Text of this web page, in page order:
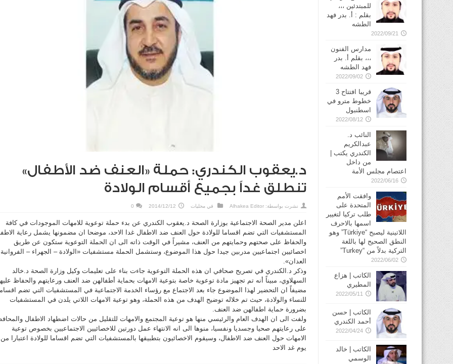
د.يعقوب الكندري: حملة «العنف ضد الأطفال»
تنطلق غداً بجميع أقسام الولادة
نشرت بواسطة: Alhakea Editor في محليات 2014/12/12
0
اعلن مدير الصحة الاجتماعية بوزارة الصحة د.يعقوب الكندري عن بدء حملة توعوية للامهات الموجودات في كافة
المستشفيات التي تضم اقساما للولادة حول العنف ضد الاطفال غدا الاحد، موضحا ان مضمونها يشمل رعاية
والحفاظ على صحتهم وحمايتهم من العنف، مشيراً في الوقت ذاته الى ان الحملة التوعوية ستكون عن طريق
اخصائيين اجتماعيين مدربين جيدا حول هذا الموضوع، وستشمل الحملة مستشفيات «الولادة – الجهراء –
العدان».
وذكر د.الكندري في تصريح صحافي ان هذه الحملة التوعوية جاءت بناء على تعليمات وكيل وزارة الصحة د.خالد
السهلاوي، مبيناً أنه تم تجهيز مادة توعوية خاصة بتوعية الامهات بحماية أطفالهن ضد العنف ورعايتهم والحفاظ
مضيفاً ان التحضير لهذا الموضوع جاء بعد الاجتماع مع رؤساء الخدمة الاجتماعية في المستشفيات التي تضم
للنساء والولادة، حيث تم خلاله توضيح الهدف من هذه الحملة، وهو توعية الامهات اللاتي يلدن في المستشفيات
بضرورة حماية اطفالهن ضد العنف.
ولفت الى ان الهدف العام والرئيسي منها هو توعية المجتمع والامهات للتقليل من حالات اضطهاد الاطفال
على رعايتهم صحيا وجسديا ونفسيا، منوها الى انه الانتهاء عمل دورتين للاخصائيين الاجتماعيين بخصوص توعية
الامهات حول العنف ضد الاطفال، وسيقوم الاخصائيون بتطبيقها بالمستشفيات التي تضم اقساما للولادة اعتبارا من
يوم غد الاحد
للمبتدئين ،،،
بقلم : أ. بدر فهد
الطشه
2022/09/21
مدارس الفنون
،،، بقلم أ. بدر
فهد الطشه
2022/09/02
قريبا افتتاح 3
خطوط مترو في
2022/08/12
النائب د.
عبدالكريم
الكندري يكتب |
من داخل
اعتصام مجلس الأمة
2022/06/16
وافقت الأمم
المتحدة على
طلب تركيا لتغيير
اسمها بالاحرف
اللاتينية ليصبح “Türkiye” وهو
النطق الصحيح لها باللغة
التركية بدلاً من “Turkey”
2022/06/02
الكاتب | هزاع
المطيري
2022/05/11
الكاتب | حسن
أحمد الكندري
2022/04/24
الكاتب | خالد
الوسمي